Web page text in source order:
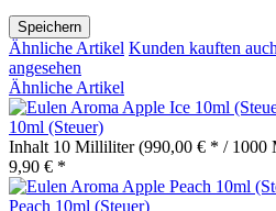
Speichern
Ähnliche Artikel Kunden kauften auch
angesehen
Ähnliche Artikel
10ml (Steuer)
Inhalt 10 Milliliter(990,00 € * / 1000
9,90 € *
Peach 10ml (Steuer)